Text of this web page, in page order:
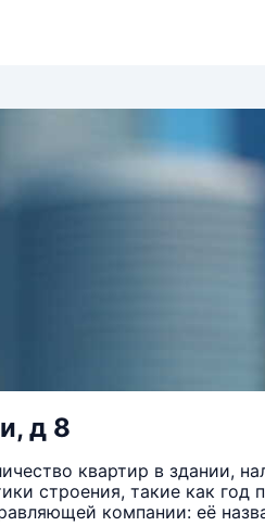
д 8
квартир в здании,
строения, такие как год
компании: её